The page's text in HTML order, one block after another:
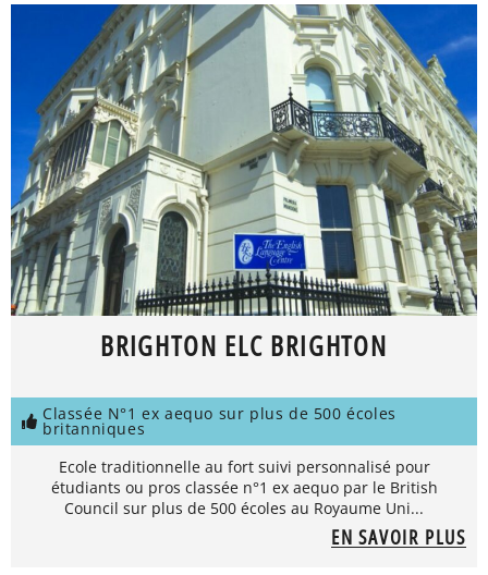
BRIGHTON ELC BRIGHTON
Classée N°1 ex aequo sur plus de 500 écoles
britanniques
Ecole traditionnelle au fort suivi personnalisé pour
étudiants ou pros classée n°1 ex aequo par le British
Council sur plus de 500 écoles au Royaume Uni...
EN SAVOIR PLUS